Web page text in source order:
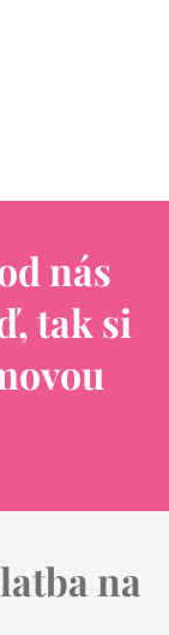
nás
tak si
na